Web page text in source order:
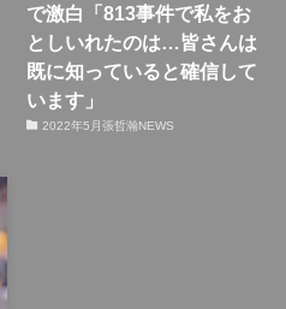
で激白「813事件で私をお
としいれたのは…皆さんは
既に知っていると確信して
います」
2022年5月張哲瀚NEWS